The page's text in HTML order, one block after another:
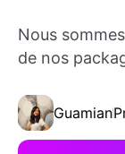
Nous
de nos
Guamian